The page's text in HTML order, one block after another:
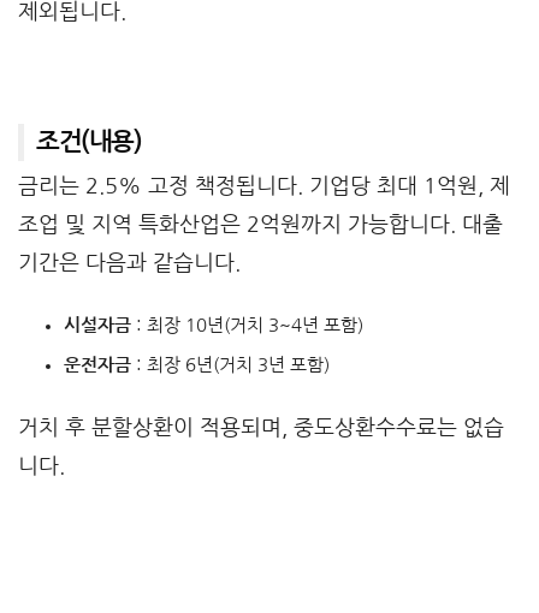
제외됩니다.
조건(내용)
금리는 2.5% 고정 책정됩니다. 기업당 최대 1억원, 제
조업 및 지역 특화산업은 2억원까지 가능합니다. 대출
기간은 다음과 같습니다.
시설자금: 최장 10년(거치 3~4년 포함)
운전자금: 최장 6년(거치 3년 포함)
거치 후 분할상환이 적용되며, 중도상환수수료는 없습
니다.